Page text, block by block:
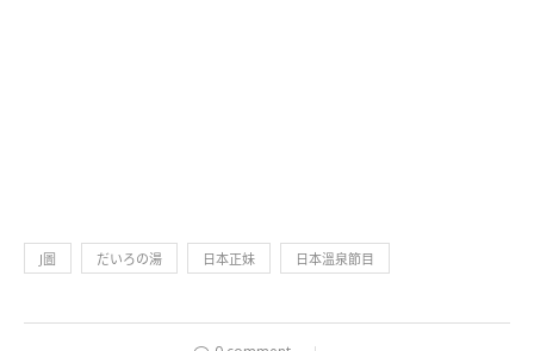
J圖 だいろの湯 日本正妹 日本溫泉節目